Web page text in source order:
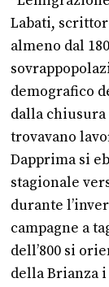
Labati,
almeno dal
demografico
dalla
trovavano
Dapprima si
stagionale
durante
campagne a
dell’800 si
della Brianza